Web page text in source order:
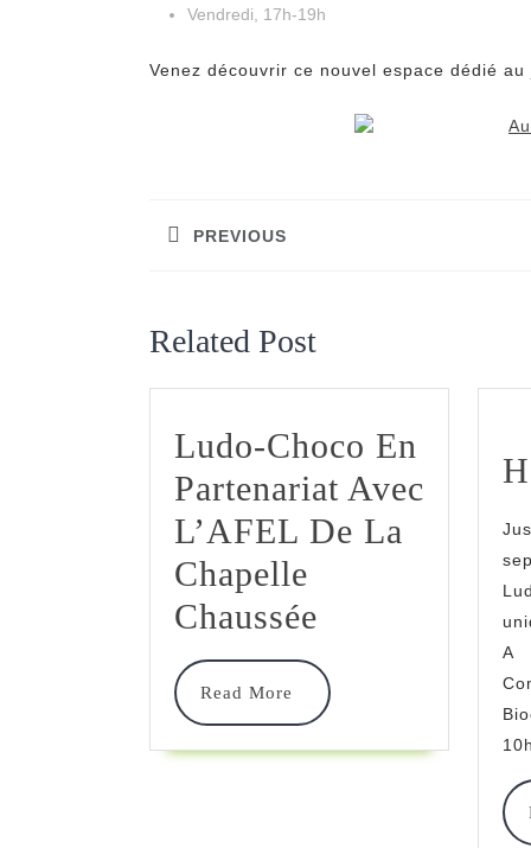
Vendredi, 17h-19h
Venez découvrir ce nouvel espace dédié
de
PREVIOUS
Related Post
Ludo-Choco En
Partenariat Avec
L’AFEL De La
Chapelle
Chaussée
Choco
En
Partenariat
Read More
Read
More
A